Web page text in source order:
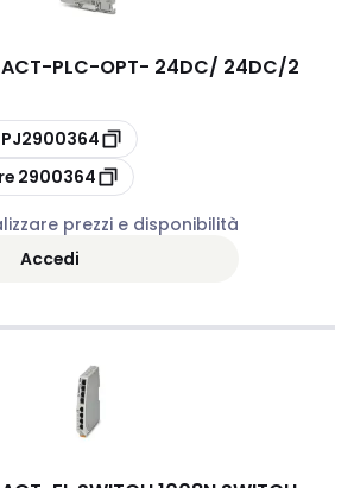
-PLC-OPT- 24DC/ 24DC/2
PJ2900364
2900364
prezzi e disponibilità
Accedi